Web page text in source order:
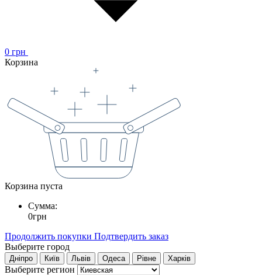
0 грн
Корзина
Корзина пуста
Сумма:
0грн
Продолжить покупки Подтвердить заказ
Выберите город
Дніпро Київ Львів Одеса Рівне Харків
Выберите регион